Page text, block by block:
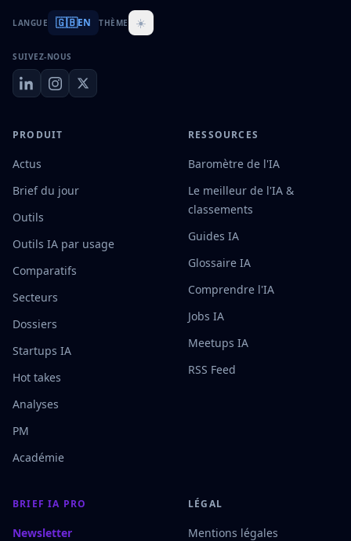
LANGUE 🇬🇧EN THÈME ☀️
SUIVEZ-NOUS
PRODUIT
Actus
Brief du jour
Outils
Outils IA par usage
Comparatifs
Secteurs
Dossiers
Startups IA
Hot takes
Analyses
PM
Académie
RESSOURCES
Baromètre de l'IA
Le meilleur de l'IA &
classements
Guides IA
Glossaire IA
Comprendre l'IA
Jobs IA
Meetups IA
RSS Feed
BRIEF IA PRO
Newsletter
LÉGAL
Mentions légales